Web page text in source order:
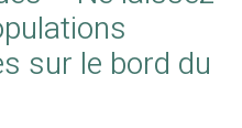
sur le bord du